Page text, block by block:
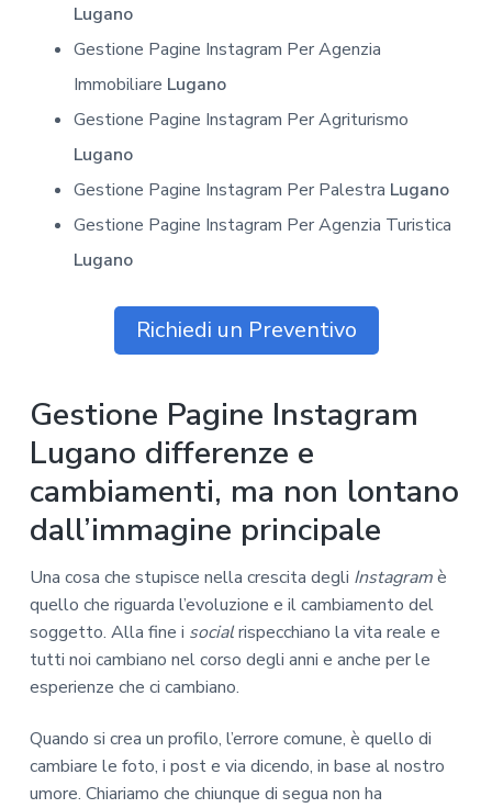
Lugano
Gestione Pagine Instagram Per Agenzia
Immobiliare Lugano
Gestione Pagine Instagram Per Agriturismo
Lugano
Gestione Pagine Instagram Per Palestra Lugano
Gestione Pagine Instagram Per Agenzia Turistica
Lugano
Richiedi un Preventivo
Gestione Pagine Instagram
Lugano differenze e
cambiamenti, ma non lontano
dall’immagine principale
Una cosa che stupisce nella crescita degli Instagramè
quello che riguarda l’evoluzione e il cambiamento del
soggetto. Alla fine i socialrispecchiano la vita reale e
tutti noi cambiano nel corso degli anni e anche per le
esperienze che ci cambiano.
Quando si crea un profilo, l’errore comune, è quello di
cambiare le foto, i post e via dicendo, in base al nostro
umore. Chiariamo che chiunque di segua non ha